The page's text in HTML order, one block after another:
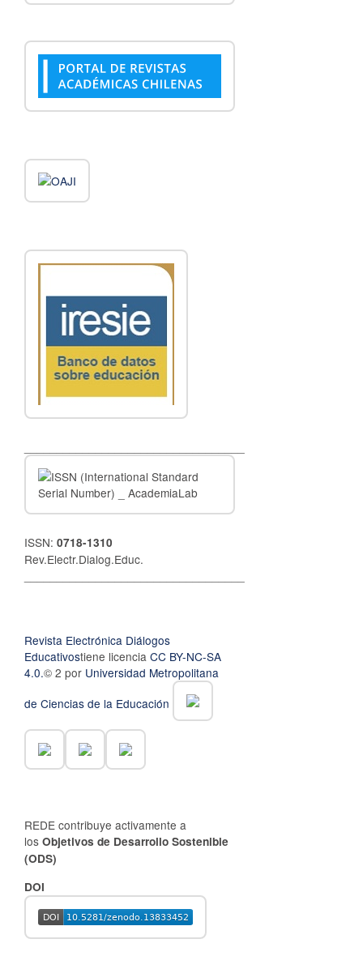
ISSN: 0718-1310
Rev.Electr.Dialog.Educ.
Revista Electrónica Diálogos
Educativostiene licencia CC BY-NC-SA
4.0.© 2 por Universidad Metropolitana
de Ciencias de la Educación
REDE contribuye activamente a
los Objetivos de Desarrollo Sostenible
(ODS)
DOI